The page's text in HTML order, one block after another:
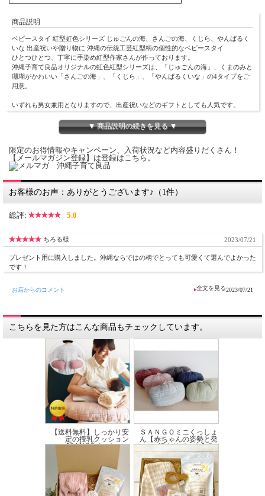
商品説明
ベビースタイ 紅型虹色シリーズ じゅごんの海、さんごの海、くじら、やんばるく
いな 出産祝いや贈り物に 沖縄の伝統工芸紅型柄の個性的なベビースタイ
ひとつひとつ、丁寧に手染め紅型作家さんが作っております。
沖縄子育て良品オリジナルの虹色紅型シリーズは、「じゅごんの海」、くまのみと
珊瑚がかわいい「さんごの海」、「くじら」、「やんばるくいな」の4タイプをご
用意。
いずれも男女兼用となりますので、出産祝いなどのギフトとしても人気です。
ースタイ（よだれかけ）です。
うに、願いをこめております。
【サイズ】たて約22cm×よこ約18cm
【素材】綿100％
■ 日本製 ・洗濯機をお使いの際は、裏返して洗濯用ネットをご使用ください。
しみいただけます。
※画像の見本と実際の商品の配色が違う場合がございます。
※生地の素材や色柄、付属品などは、予告なく変更する場合がございます。予めご
おそろいのベビーロンパースをチェック！
▼ 商品説明の続きを見る ▼
限定のお得情報やキャンペーン、入荷状況など内容盛りだくさん！
【メールマガジン登録】は登録はこちら。
お客様のお声：ありがとうございます♪（1件）
総評: 5.0
ちろる様 2023/07/21
プレゼント用に購入しました。沖縄ならではの柄でとっても可愛くて選んでよかった
です！
お店からのコメント 2023/07/21
こちらを見た方はこんな商品もチェックしています。
【送料無料】しっかり安
定の授乳クッション
【SANGOくっしょ...
価格:15,070円(税込)
ＳＡＮＧＯミニくっしょ
ん【赤ちゃんの姿勢と発
達をサポート】S...
価格:1,870円(税込)～